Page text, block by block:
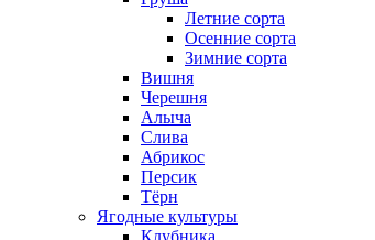
Летние сорта
Осенние сорта
Зимние сорта
Вишня
Черешня
Алыча
Слива
Абрикос
Персик
Тёрн
Ягодные культуры
Клубника